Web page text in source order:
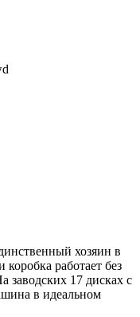
хозяин в
работает без
заводских 17 дисках с
в идеальном